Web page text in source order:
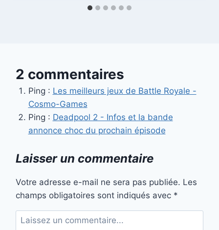
2 commentaires
Ping : Les meilleurs jeux de Battle Royale -
Cosmo-Games
Ping : Deadpool 2 - Infos et la bande
annonce choc du prochain épisode
Laisser un commentaire
Votre adresse e-mail ne sera pas publiée. Les
champs obligatoires sont indiqués avec *